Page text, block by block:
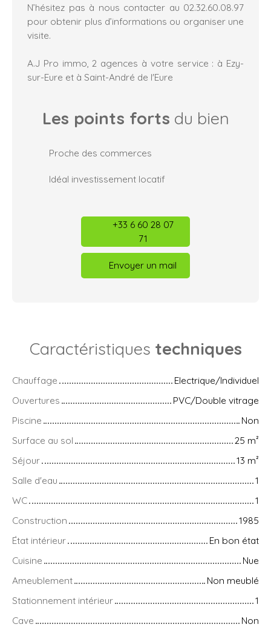
N’hésitez pas à nous contacter au 02.32.60.08.97
pour obtenir plus d’informations ou organiser une
visite.
A.J Pro immo, 2 agences à votre service : à Ezy-
sur-Eure et à Saint-André de l'Eure
Les points forts du bien
Proche des commerces
Idéal investissement locatif
+33 6 60 28 07
71
Envoyer un mail
Caractéristiques techniques
Chauffage
Electrique/Individuel
Ouvertures
PVC/Double vitrage
Piscine
Non
Surface au sol
25 m²
Séjour
13 m²
Salle d'eau
1
WC
1
Construction
1985
État intérieur
En bon état
Cuisine
Nue
Ameublement
Non meublé
Stationnement intérieur
1
Cave
Non